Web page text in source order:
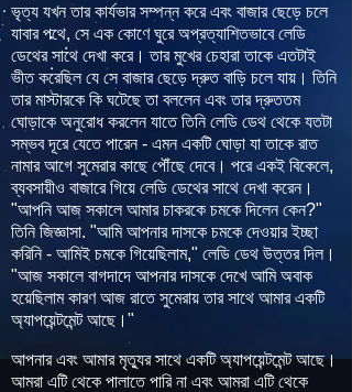
ভৃত্য যখন তার কার্যভার সম্পন্ন করে এবং বাজার ছেড়ে চলে
যাবার পথে, সে এক কোণে ঘুরে অপ্রত্যাশিতভাবে লেডি
ডেথের সাথে দেখা করে। তার মুখের চেহারা তাকে এতটাই
ভীত করেছিল যে সে বাজার ছেড়ে দ্রুত বাড়ি চলে যায়। তিনি
তার মাস্টারকে কি ঘটেছে তা বললেন এবং তার দ্রুততম
ঘোড়াকে অনুরোধ করলেন যাতে তিনি লেডি ডেথ থেকে যতটা
সম্ভব দূরে যেতে পারেন - এমন একটি ঘোড়া যা তাকে রাত
নামার আগে সুমেরার কাছে পৌঁছে দেবে। পরে একই বিকেলে,
ব্যবসায়ীও বাজারে গিয়ে লেডি ডেথের সাথে দেখা করেন।
"আপনি আজ সকালে আমার চাকরকে চমকে দিলেন কেন?"
তিনি জিজ্ঞাসা. "আমি আপনার দাসকে চমকে দেওয়ার ইচ্ছা
করিনি - আমিই চমকে গিয়েছিলাম," লেডি ডেথ উত্তর দিল।
"আজ সকালে বাগদাদে আপনার দাসকে দেখে আমি অবাক
হয়েছিলাম কারণ আজ রাতে সুমেরায় তার সাথে আমার একটি
অ্যাপয়েন্টমেন্ট আছে।"
আপনার এবং আমার মৃত্যুর সাথে একটি অ্যাপয়েন্টমেন্ট আছে।
আমরা এটি থেকে পালাতে পারি না এবং আমরা এটি থেকে